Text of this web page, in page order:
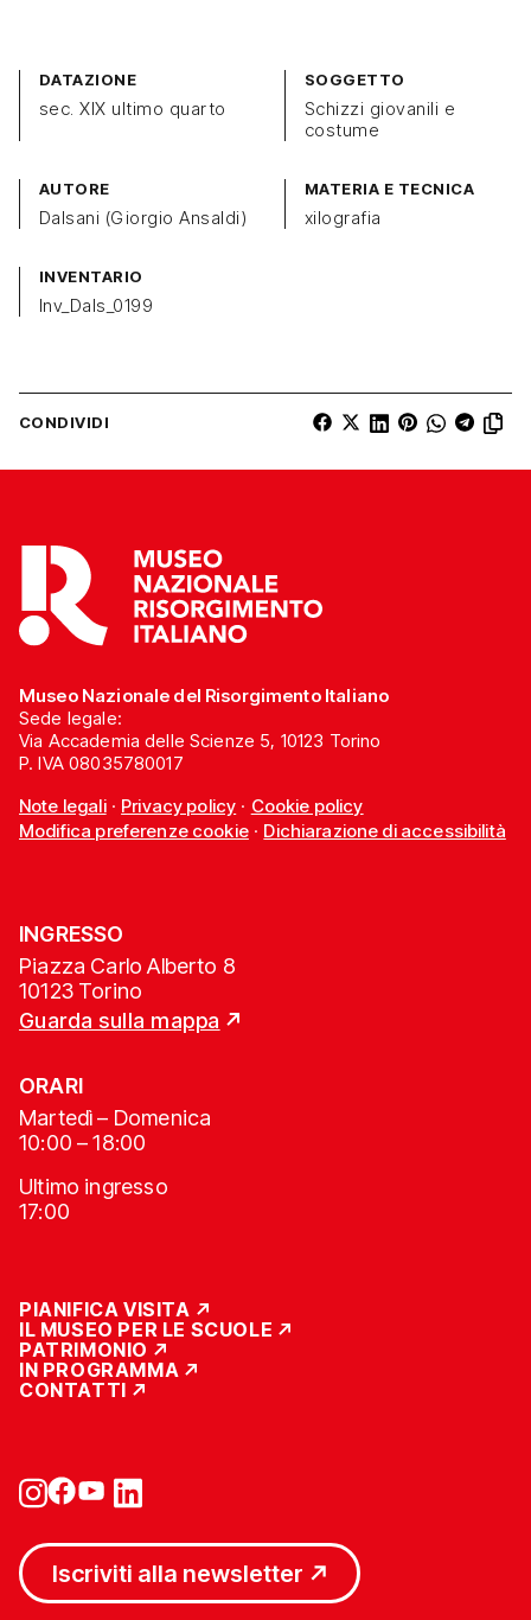
DATAZIONE
sec. XIX ultimo quarto
SOGGETTO
Schizzi giovanili e
costume
AUTORE
Dalsani (Giorgio Ansaldi)
MATERIA E TECNICA
xilografia
INVENTARIO
Inv_Dals_0199
CONDIVIDI
Museo Nazionale del Risorgimento Italiano
Sede legale:
Via Accademia delle Scienze 5, 10123 Torino
P. IVA 08035780017
Note legali· Privacy policy · Cookie policy
Modifica preferenze cookie· Dichiarazione di accessibilità
INGRESSO
Piazza Carlo Alberto 8
10123 Torino
Guarda sulla mappa
ORARI
Martedì – Domenica
10:00 – 18:00
Ultimo ingresso
17:00
PIANIFICA VISITA
IL MUSEO PER LE SCUOLE
PATRIMONIO
IN PROGRAMMA
CONTATTI
Iscriviti alla newsletter